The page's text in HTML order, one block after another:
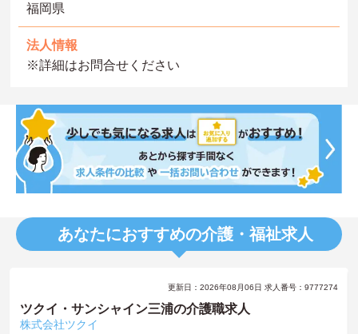
福岡県
法人情報
※詳細はお問合せください
あなたにおすすめの介護・福祉求人
更新日：2026年08月06日 求人番号：9777274
ツクイ・サンシャイン三浦の介護職求人
株式会社ツクイ